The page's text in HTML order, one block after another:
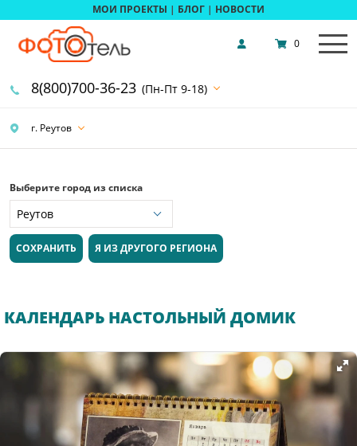
МОИ ПРОЕКТЫ | БЛОГ | НОВОСТИ
г. Реутов
8(800)700-36-23 (Пн-Пт 9-18)
0
Выберите город из списка
СОХРАНИТЬ Я ИЗ ДРУГОГО РЕГИОНА
КАЛЕНДАРЬ НАСТОЛЬНЫЙ ДОМИК